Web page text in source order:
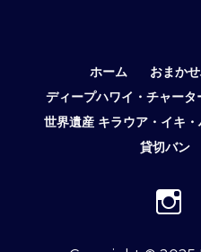
示
ホーム
おまか
ディープハワイ・チャータ
世界遺産 キラウア・イキ
貸切バン